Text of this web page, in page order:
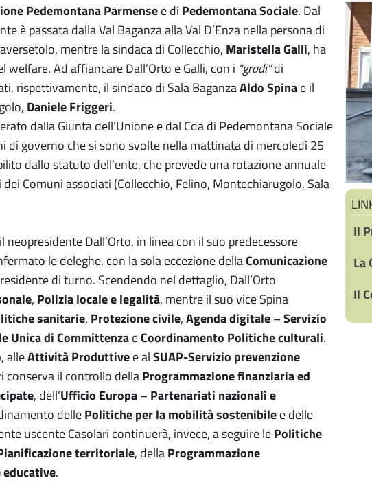
Pedemontana Parmensee di Pedemontana Sociale. Dal
è passata dalla Val Baganza alla Val D’Enza nella persona di
mentre la sindaca di Collecchio, Maristella Galli, ha
welfare. Ad affiancare Dall’Orto e Galli, con i “gradi”di
rispettivamente, il sindaco di Sala BaganzaAldo Spinae il
Daniele Friggeri.
dalla Giunta dell’Unione e dal Cda di Pedemontana Sociale
di governo che si sono svolte nella mattinata di mercoledì 25
dallo statuto dell’ente, che prevede una rotazione annuale
Comuni associati (Collecchio, Felino, Montechiarugolo, Sala
neopresidente Dall’Orto, in linea con il suo predecessore
le deleghe, con la sola eccezione dellaComunicazione
di turno. Scendendo nel dettaglio, Dall’Orto
, Polizia locale e legalità, mentre il suo vice Spina
sanitarie, Protezione civile,Agenda digitale – Servizio
Unica di CommittenzaeCoordinamento Politiche culturali.
, alleAttività Produttivee alSUAP-Servizio prevenzione
conserva il controllo dellaProgrammazione finanziaria ed
, dell’Ufficio Europa – Partenariati nazionali e
dellePolitiche per la mobilità sostenibilee delle
uscente Casolari continuerà, invece, a seguire lePolitiche
territoriale, dellaProgrammazione
.
Il
La
Il